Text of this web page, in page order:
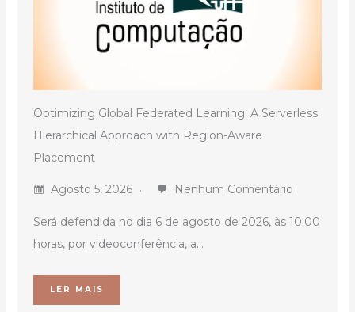
Optimizing Global Federated Learning: A Serverless
Hierarchical Approach with Region-Aware
Placement
Agosto 5, 2026 Nenhum Comentário
Será defendida no dia 6 de agosto de 2026, às 10:00
horas, por videoconferência, a...
LER MAIS